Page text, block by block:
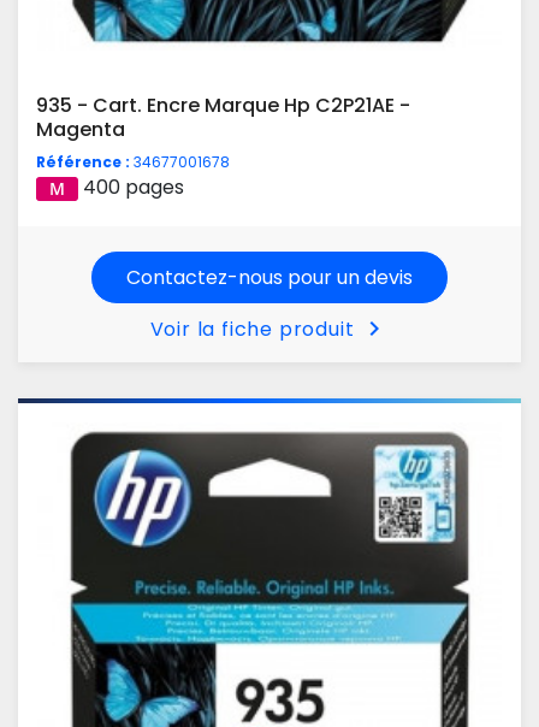
935 - Cart. Encre Marque Hp C2P21AE -
Magenta
Référence : 34677001678
400 pages
Contactez-nous pour un devis
Voir la fiche produit
chevron_right